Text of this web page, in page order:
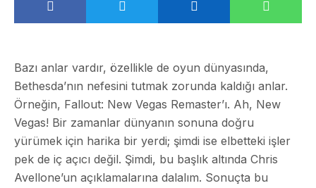
Bazı anlar vardır, özellikle de oyun dünyasında,
Bethesda’nın nefesini tutmak zorunda kaldığı anlar.
Örneğin, Fallout: New Vegas Remaster’ı. Ah, New
Vegas! Bir zamanlar dünyanın sonuna doğru
yürümek için harika bir yerdi; şimdi ise elbetteki işler
pek de iç açıcı değil. Şimdi, bu başlık altında Chris
Avellone’un açıklamalarına dalalım. Sonuçta bu